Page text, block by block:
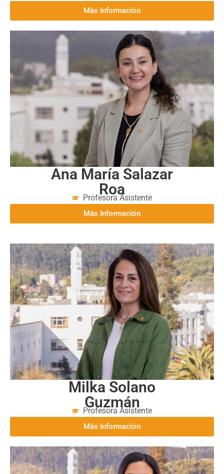
Más Información
Ana María Salazar
Roa
Profesora Asistente
Más Información
Milka Solano
Guzmán
Profesora Asistente
Más Información